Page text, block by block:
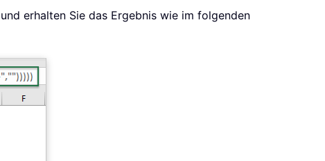
erhalten Sie das Ergebnis wie im folgenden